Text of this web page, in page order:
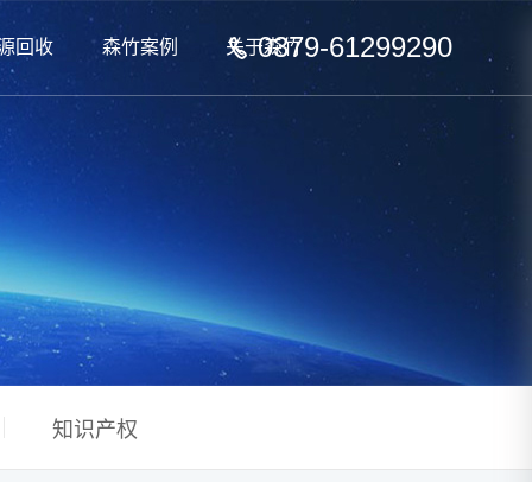
0379-61299290
回收 森竹案例 关于森竹
知识产权